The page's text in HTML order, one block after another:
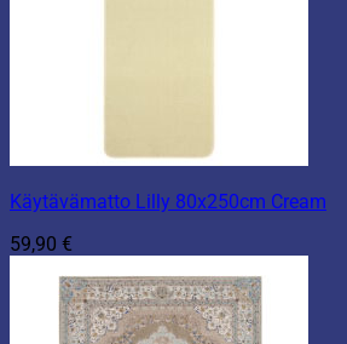
Käytävämatto Lilly 80x250cm Cream
59,90 €